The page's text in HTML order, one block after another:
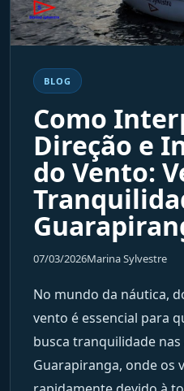
BLOG
Como
Direção e
do Vento:
07/03/2026Marina Sylvestre
No mundo da náutica,
vento é essencial para
busca tranquilidade nas
Guarapiranga, onde os